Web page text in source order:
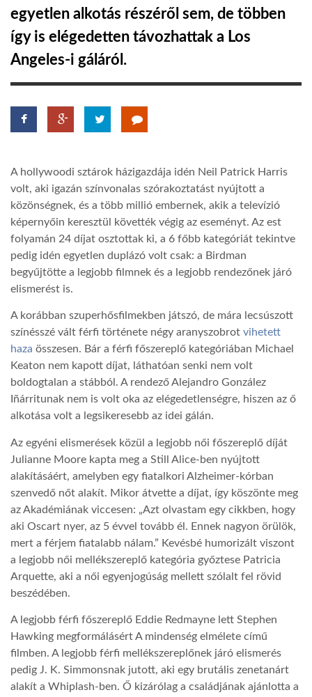
HÍR3D
TROPICALMAGAZIN
A NAP SZÉPE
LINKTR.EE
GLOBOZSARU
DOBRAVERO.HU
LATIMO.HU
egyetlen alkotás részéről sem, de többen
így is elégedetten távozhattak a Los
Angeles-i gáláról.
A hollywoodi sztárok házigazdája idén Neil Patrick Harris
volt, aki igazán színvonalas szórakoztatást nyújtott a
közönségnek, és a több millió embernek, akik a televízió
képernyőin keresztül követték végig az eseményt. Az est
folyamán 24 díjat osztottak ki, a 6 főbb kategóriát tekintve
pedig idén egyetlen duplázó volt csak: a Birdman
begyűjtötte a legjobb filmnek és a legjobb rendezőnek járó
elismerést is.
A korábban szuperhősfilmekben játszó, de mára lecsúszott
színésszé vált férfi története négy aranyszobrot vihetett
haza összesen. Bár a férfi főszereplő kategóriában Michael
Keaton nem kapott díjat, láthatóan senki nem volt
boldogtalan a stábból. A rendező Alejandro González
Iñárritunak nem is volt oka az elégedetlenségre, hiszen az ő
alkotása volt a legsikeresebb az idei gálán.
Az egyéni elismerések közül a legjobb női főszereplő díját
Julianne Moore kapta meg a Still Alice-ben nyújtott
alakításáért, amelyben egy fiatalkori Alzheimer-kórban
szenvedő nőt alakít. Mikor átvette a díjat, így köszönte meg
az Akadémiának viccesen: „Azt olvastam egy cikkben, hogy
aki Oscart nyer, az 5 évvel tovább él. Ennek nagyon örülök,
mert a férjem fiatalabb nálam.” Kevésbé humorizált viszont
a legjobb női mellékszereplő kategória győztese Patricia
Arquette, aki a női egyenjogúság mellett szólalt fel rövid
beszédében.
A legjobb férfi főszereplő Eddie Redmayne lett Stephen
Hawking megformálásért A mindenség elmélete című
filmben. A legjobb férfi mellékszereplőnek járó elismerés
pedig J. K. Simmonsnak jutott, aki egy brutális zenetanárt
alakít a Whiplash-ben. Ő kizárólag a családjának ajánlotta a